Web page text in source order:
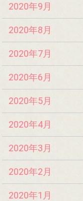
2020年9月
2020年8月
2020年7月
2020年6月
2020年5月
2020年4月
2020年3月
2020年2月
2020年1月